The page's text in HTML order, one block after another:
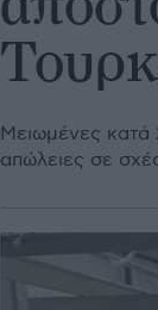
Μειωμένες κατά
απώλειες σε